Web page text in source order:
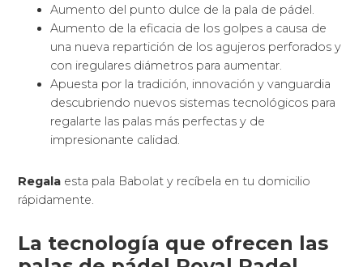
Aumento del punto dulce de la pala de pádel.
Aumento de la eficacia de los golpes a causa de
una nueva repartición de los agujeros perforados y
con iregulares diámetros para aumentar.
Apuesta por la tradición, innovación y vanguardia
descubriendo nuevos sistemas tecnológicos para
regalarte las palas más perfectas y de
impresionante calidad.
Regala esta pala Babolat y recíbela en tu domicilio
rápidamente.
La tecnología que ofrecen las